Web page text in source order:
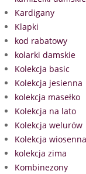
Kardigany
Klapki
kod rabatowy
kolarki damskie
Kolekcja basic
Kolekcja jesienna
kolekcja masełko
Kolekcja na lato
Kolekcja welurów
Kolekcja wiosenna
kolekcja zima
Kombinezony